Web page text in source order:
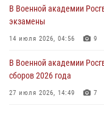
В Военной академии
экзамены
14 июля 2026, 04:56 9
В Военной академии
сборов 2026 года
27 июля 2026, 14:49 7